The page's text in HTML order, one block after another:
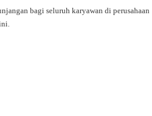
bagi seluruh karyawan di perusahaan